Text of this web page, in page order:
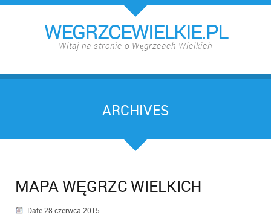
WEGRZCEWIELKIE.PL
Witaj na stronie o Węgrzcach Wielkich
ARCHIVES
MAPA WĘGRZC WIELKICH
Date 28 czerwca 2015